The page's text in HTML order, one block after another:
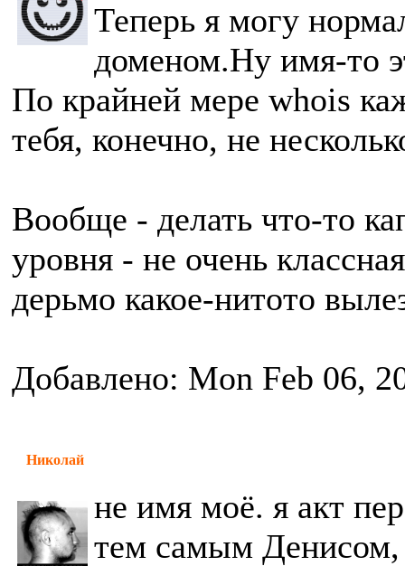
Теперь я могу
доменом.Ну имя-то
По крайней мере whois
тебя, конечно, не
Вообще - делать что-то
уровня - не очень
дерьмо какое-нитото
Добавлено: Mon Feb 06,
Николай
не имя моё. я акт
тем самым Денисом,